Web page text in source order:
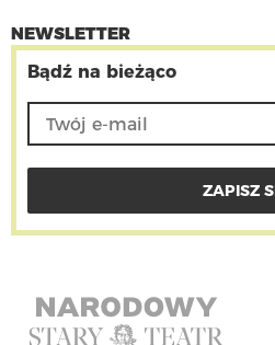
NEWSLETTER
Bądź na bieżąco